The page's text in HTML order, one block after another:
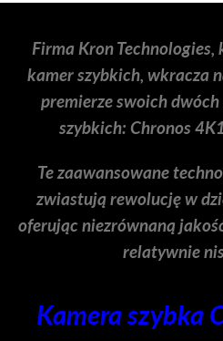
Firma Kron
kamer szybkich, wkracza
premierze swoich
szybkich:Chronos
Te zaawansowane
zwiastują rewolucję w
oferując niezrównaną
relatywnie
Kamera szybka